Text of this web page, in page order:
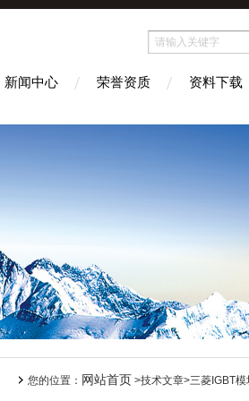
新闻中心 荣誉资质 资料下载
您的位置： 网站首页 >技术文章>三菱IGBT